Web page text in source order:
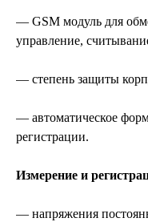
— GSM модуль для
управление,
— степень защиты
— автоматическое
регистрации.
Измерение и
— напряжения